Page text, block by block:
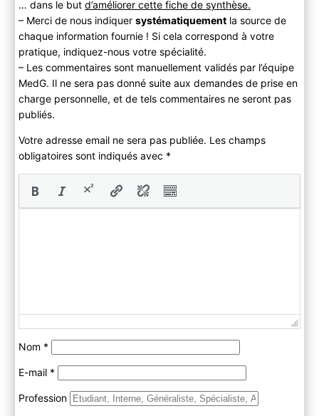
… dans le but d’améliorer cette fiche de synthèse.
– Merci de nous indiquer systématiquementla source de
chaque information fournie ! Si cela correspond à votre
pratique, indiquez-nous votre spécialité.
– Les commentaires sont manuellement validés par l’équipe
MedG. Il ne sera pas donné suite aux demandes de prise en
charge personnelle, et de tels commentaires ne seront pas
publiés.
Votre adresse email ne sera pas publiée. Les champs
obligatoires sont indiqués avec *
Nom *
E-mail *
Profession